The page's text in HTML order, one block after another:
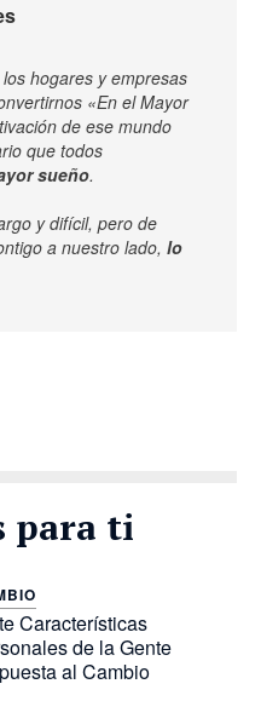
hogares y empresas
«En el Mayor
de ese mundo
que todos
sueño.
y difícil, pero de
a nuestro lado, lo
para ti
Características
de la Gente
al Cambio